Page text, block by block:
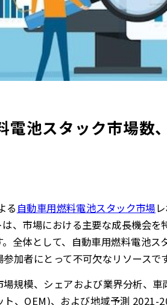
電池スタック市場数
る 自動車用燃料電池スタック市場
、市場における主要な成長機会
全体として、自動車用燃料電池
加者にとって不可欠なリソースです
規模、シェアおよび業界分析、
、OEM)、および地域予測 2021-